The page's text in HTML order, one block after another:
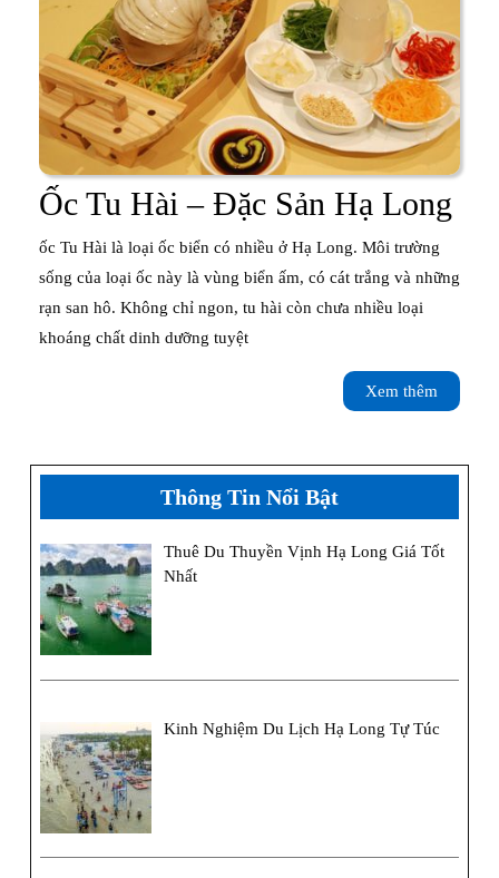
Ốc Tu Hài – Đặc Sản Hạ Long
Hài
ốc Tu Hài là loại ốc biển có nhiều ở Hạ Long. Môi trường
sống của loại ốc này là vùng biển ấm, có cát trắng và những
rạn san hô. Không chỉ ngon, tu hài còn chưa nhiều loại
khoáng chất dinh dưỡng tuyệt
Xem thêm
thêm
Thông Tin Nổi Bật
Thuê Du Thuyền Vịnh Hạ Long Giá Tốt
Nhất
Kinh Nghiệm Du Lịch Hạ Long Tự Túc